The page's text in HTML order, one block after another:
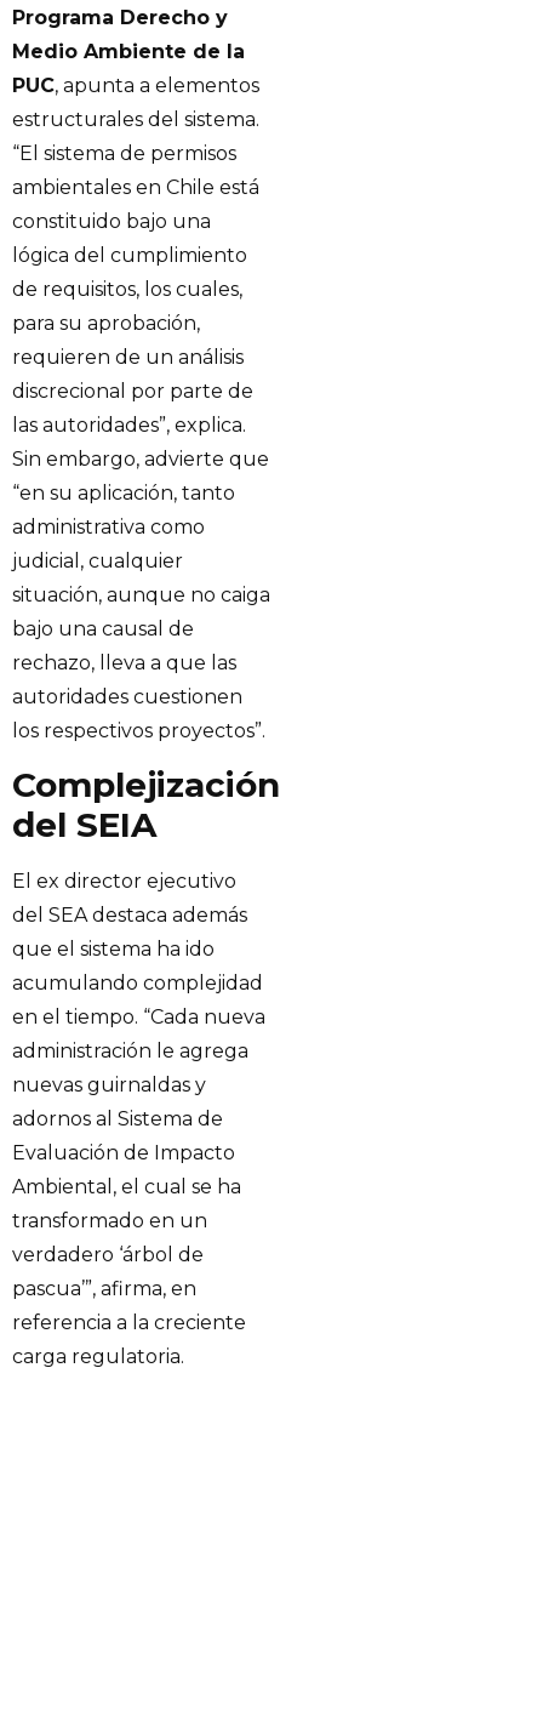
Programa Derecho y
Medio Ambiente de la
PUC, apunta a elementos
estructurales del sistema.
“El sistema de permisos
ambientales en Chile está
constituido bajo una
lógica del cumplimiento
de requisitos, los cuales,
para su aprobación,
requieren de un análisis
discrecional por parte de
las autoridades”, explica.
Sin embargo, advierte que
“en su aplicación, tanto
administrativa como
judicial, cualquier
situación, aunque no caiga
bajo una causal de
rechazo, lleva a que las
autoridades cuestionen
los respectivos proyectos”.
Complejización
del SEIA
El ex director ejecutivo
del SEA destaca además
que el sistema ha ido
acumulando complejidad
en el tiempo. “Cada nueva
administración le agrega
nuevas guirnaldas y
adornos al Sistema de
Evaluación de Impacto
Ambiental, el cual se ha
transformado en un
verdadero ‘árbol de
pascua’”, afirma, en
referencia a la creciente
carga regulatoria.